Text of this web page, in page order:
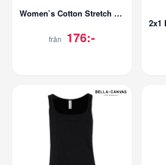
Women`s Cotton Stretch Sport-Bra
från 176:-